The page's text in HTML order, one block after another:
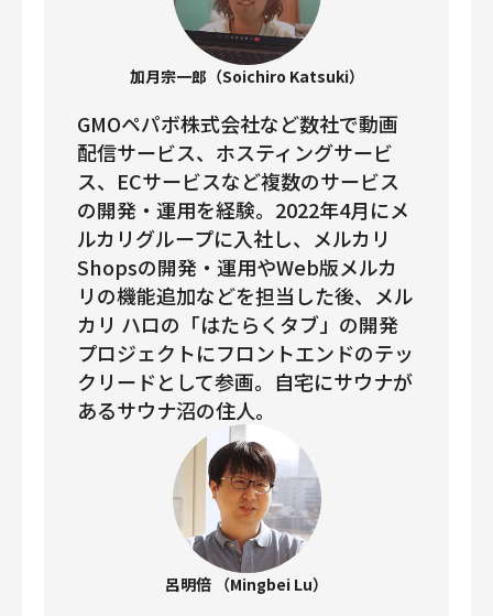
加月宗一郎（Soichiro Katsuki）
GMOペパボ株式会社など数社で動画
配信サービス、ホスティングサービ
ス、ECサービスなど複数のサービス
の開発・運用を経験。2022年4月にメ
ルカリグループに入社し、メルカリ
Shopsの開発・運用やWeb版メルカ
リの機能追加などを担当した後、メル
カリ ハロの「はたらくタブ」の開発
プロジェクトにフロントエンドのテッ
クリードとして参画。自宅にサウナが
あるサウナ沼の住人。
呂明倍 （Mingbei Lu）